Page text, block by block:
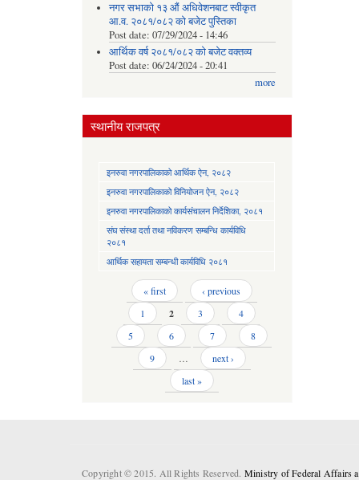
नगर सभाको १३ औं अधिवेशनबाट स्वीकृत
आ.व. २०८१/०८२ को बजेट पुस्तिका
Post date: 07/29/2024 - 14:46
आर्थिक वर्ष २०८१/०८२ को बजेट वक्तव्य
Post date: 06/24/2024 - 20:41
more
स्थानीय राजपत्र
इनरुवा नगरपालिकाको आर्थिक ऐन, २०८२
इनरुवा नगरपालिकाको विनियोजन ऐन, २०८२
इनरुवा नगरपालिकाको कार्यसंचालन निर्देशिका, २०८१
संघ संस्था दर्ता तथा नविकरण सम्बन्धि कार्यविधि
२०८१
आर्थिक सहायता सम्बन्धी कार्यविधि २०८१
« first
‹ previous
1
2 3
4
5
6 7
8
9
…
next ›
last »
Copyright © 2015. All Rights Reserved. Ministry of Federal Affairs